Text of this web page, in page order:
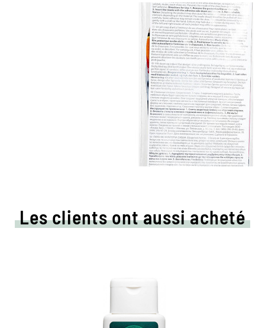
Les clients ont aussi acheté
Soins exclusifs pour cuir